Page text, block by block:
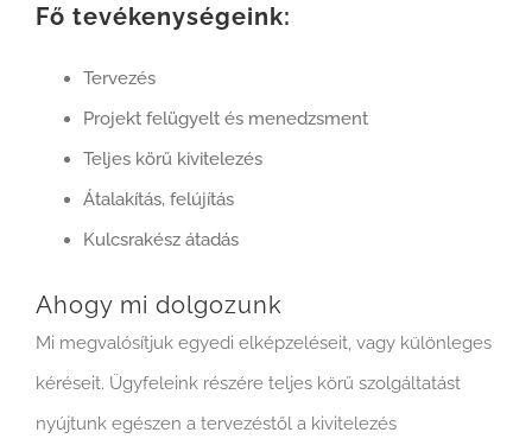
Fő tevékenységeink:
Tervezés
Projekt felügyelt és menedzsment
Teljes körű kivitelezés
Átalakítás, felújítás
Kulcsrakész átadás
Ahogy mi dolgozunk
Mi megvalósítjuk egyedi elképzeléseit, vagy különleges
kéréseit. Ügyfeleink részére teljes körű szolgáltatást
nyújtunk egészen a tervezéstől a kivitelezés